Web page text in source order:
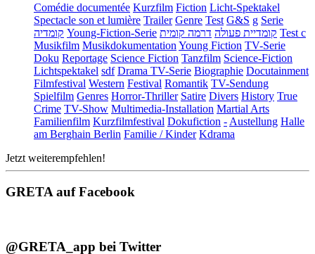
Comédie documentée Kurzfilm Fiction Licht-Spektakel
Spectacle son et lumière Trailer Genre Test G&S g Serie
קומדיה Young-Fiction-Serie קומדיית פעולה דרמה קומית
Test c
Musikfilm Musikdokumentation Young Fiction TV-Serie
Doku Reportage Science Fiction Tanzfilm Science-Fiction
Lichtspektakel sdf Drama TV-Serie Biographie Docutainment
Filmfestival Western Festival Romantik TV-Sendung
Spielfilm Genres Horror-Thriller Satire Divers History True
Crime TV-Show Multimedia-Installation Martial Arts
Familienfilm Kurzfilmfestival Dokufiction - Austellung Halle
am Berghain Berlin Familie / Kinder Kdrama
Jetzt weiterempfehlen!
GRETA auf Facebook
@GRETA_app bei Twitter